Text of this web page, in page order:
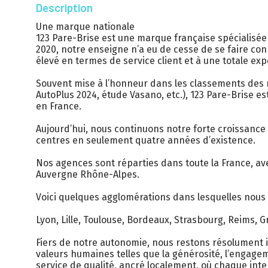
Description
Une marque nationale
123 Pare-Brise est une marque française
2020, notre enseigne n’a eu de cesse de se faire
élevé en termes de service client et à une totale
Souvent mise à l’honneur dans les classements
AutoPlus 2024, étude Vasano, etc.), 123 Pare-Brise
en France.
Aujourd’hui, nous continuons notre forte
centres en seulement quatre années d’existence.
Nos agences sont réparties dans toute la France,
Auvergne Rhône-Alpes.
Voici quelques agglomérations dans lesquelles
Lyon, Lille, Toulouse, Bordeaux, Strasbourg, Reims,
Fiers de notre autonomie, nous restons
valeurs humaines telles que la générosité,
service de qualité, ancré localement, où chaque